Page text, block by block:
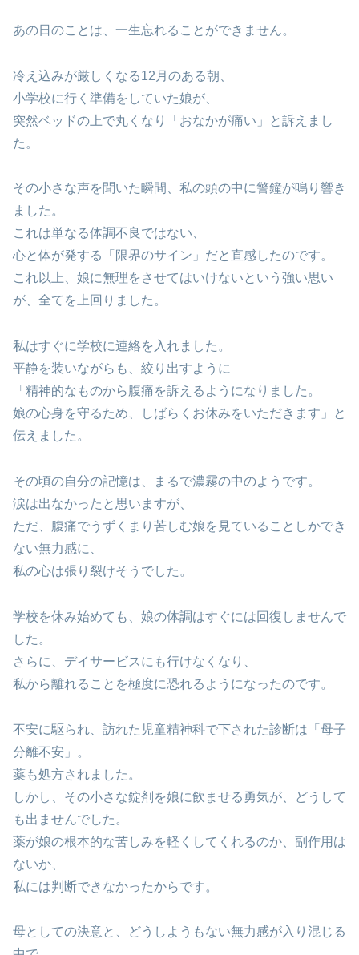
あの日のことは、一生忘れることができません。
冷え込みが厳しくなる12月のある朝、
小学校に行く準備をしていた娘が、
突然ベッドの上で丸くなり「おなかが痛い」と訴えまし
た。
その小さな声を聞いた瞬間、私の頭の中に警鐘が鳴り響き
ました。
これは単なる体調不良ではない、
心と体が発する「限界のサイン」だと直感したのです。
これ以上、娘に無理をさせてはいけないという強い思い
が、全てを上回りました。
私はすぐに学校に連絡を入れました。
平静を装いながらも、絞り出すように
「精神的なものから腹痛を訴えるようになりました。
娘の心身を守るため、しばらくお休みをいただきます」と
伝えました。
その頃の自分の記憶は、まるで濃霧の中のようです。
涙は出なかったと思いますが、
ただ、腹痛でうずくまり苦しむ娘を見ていることしかでき
ない無力感に、
私の心は張り裂けそうでした。
学校を休み始めても、娘の体調はすぐには回復しませんで
した。
さらに、デイサービスにも行けなくなり、
私から離れることを極度に恐れるようになったのです。
不安に駆られ、訪れた児童精神科で下された診断は「母子
分離不安」。
薬も処方されました。
しかし、その小さな錠剤を娘に飲ませる勇気が、どうして
も出ませんでした。
薬が娘の根本的な苦しみを軽くしてくれるのか、副作用は
ないか、
私には判断できなかったからです。
母としての決意と、どうしようもない無力感が入り混じる